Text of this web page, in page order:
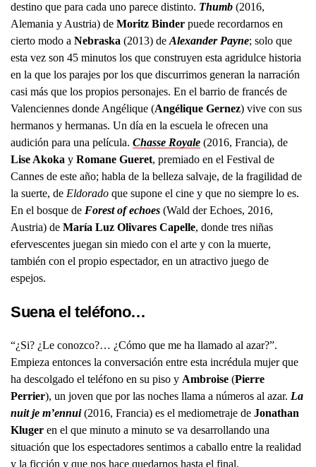
destino que para cada uno parece distinto. Thumb (2016,
Alemania y Austria) de Moritz Binder puede recordarnos en
cierto modo a Nebraska (2013) deAlexander Payne; solo que
esta vez son 45 minutos los que construyen esta agridulce historia
en la que los parajes por los que discurrimos generan la narración
casi más que los propios personajes. En el barrio de francés de
Valenciennes donde Angélique (Angélique Gernez) vive con sus
hermanos y hermanas. Un día en la escuela le ofrecen una
audición para una película. Chasse Royale (2016, Francia), de
Lise Akoka y Romane Gueret, premiado en el Festival de
Cannes de este año; habla de la belleza salvaje, de la fragilidad de
la suerte, de Eldorado que supone el cine y que no siempre lo es.
En el bosque de Forest of echoes (Wald der Echoes, 2016,
Austria) de María Luz Olivares Capelle, donde tres niñas
efervescentes juegan sin miedo con el arte y con la muerte,
también con el propio espectador, en un atractivo juego de
espejos.
Suena el teléfono…
“¿Si? ¿Le conozco?… ¿Cómo que me ha llamado al azar?”.
Empieza entonces la conversación entre esta incrédula mujer que
ha descolgado el teléfono en su piso y Ambroise (Pierre
Perrier), un joven que por las noches llama a números al azar. La
nuit je m’ennui(2016, Francia) es el mediometraje de Jonathan
Kluger en el que minuto a minuto se va desarrollando una
situación que los espectadores sentimos a caballo entre la realidad
y la ficción y que nos hace quedarnos hasta el final.